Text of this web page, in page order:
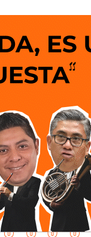
el caso.
que el eje de la
de los elementos
y por qué se
de las
la fiscal no
Villa